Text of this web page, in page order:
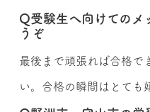
Q受験生へ向けてのメ
うぞ
最後まで頑張れば合格で
い。合格の瞬間はとても